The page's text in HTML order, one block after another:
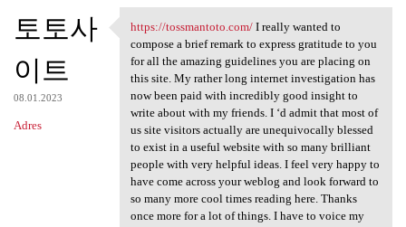
토토사
이트
08.01.2023
Adres
https://tossmantoto.com/ I
https://tossmantoto.com/I really wanted to
compose a brief remark to express gratitude to you
for all the amazing guidelines you are placing on
this site. My rather long internet investigation has
now been paid with incredibly good insight to
write about with my friends. I ‘d admit that most of
us site visitors actually are unequivocally blessed
to exist in a useful website with so many brilliant
people with very helpful ideas. I feel very happy to
have come across your weblog and look forward to
so many more cool times reading here. Thanks
once more for a lot of things. I have to voice my